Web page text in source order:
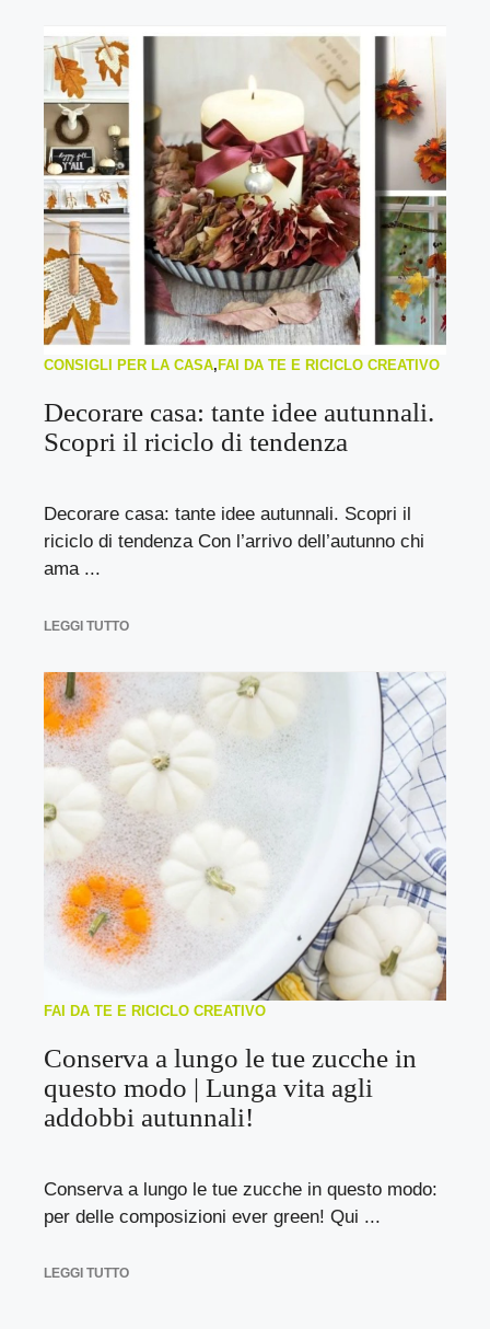
CONSIGLI PER LA CASA, FAI DA TE E RICICLO CREATIVO
Decorare casa: tante idee autunnali.
Scopri il riciclo di tendenza
Decorare casa: tante idee autunnali. Scopri il
riciclo di tendenza Con l’arrivo dell’autunno chi
ama ...
LEGGI TUTTO
FAI DA TE E RICICLO CREATIVO
Conserva a lungo le tue zucche in
questo modo | Lunga vita agli
addobbi autunnali!
Conserva a lungo le tue zucche in questo modo:
per delle composizioni ever green! Qui ...
LEGGI TUTTO